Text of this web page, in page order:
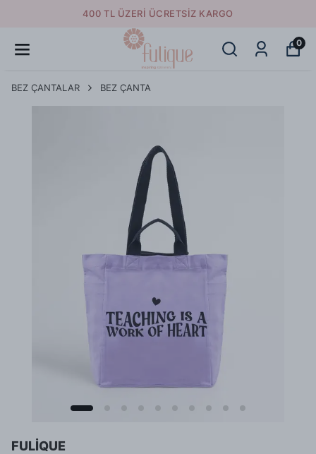
400 TL ÜZERI ÜCRETSIZ KARGO
0
BEZ ÇANTALAR BEZ ÇANTA
FULİQUE